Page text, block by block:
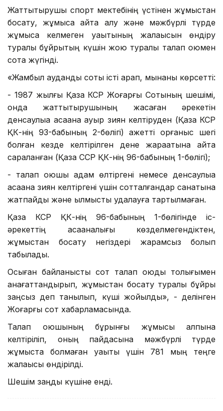
Жаттықтырушы спорт мектебінің үстінен жұмыстан
босату, жұмысқа қайта алу және мәжбүрлі түрде
жұмысқа келмеген уақытының жалақысын өндіру
туралы бұйрықтың күшін жою туралы талап қоюмен
сотқа жүгінді.
«Жамбыл аудандық соты істі қарап, мынаны көрсетті:
- 1987 жылғы Қазақ КСР Жоғарғы Сотының шешімі,
онда жаттықтырушының жасаған әрекетін
денсаулыққа қасақана ауыр зиян келтіруден (Қазақ КСР
ҚК-нің 93-бабының 2-бөлігі) қажетті қорғаныс шегі
болған кезде келтірілген дене жарақатына қайта
сараланған (Қазақ ССР ҚК-нің 96-бабының 1-бөлігі);
- талап қоюшы адам өлтіргені немесе денсаулыққа
қасақана зиян келтіргені үшін сотталғандар санатына
жатпайды және қылмыстық қудалауға тартылмаған.
Қазақ КСР ҚК-нің 96-бабының 1-бөлігінде іс-
әрекеттің қасақаналығы көзделмегендіктен,
жұмыстан босату негіздері жарамсыз болып
табылады.
Осыған байланысты сот талап қоюды толығымен
қанағаттандырып, жұмыстан босату туралы бұйрық
заңсыз деп танылып, күші жойылды», - делінген
Жоғарғы сот хабарламасында.
Талап қоюшының бұрынғы жұмысы қалпына
келтіріліп, оның пайдасына мәжбүрлі түрде
жұмыста болмаған уақыты үшін 781 мың теңге
жалақысы өндірілді.
Шешім заңды күшіне енді.